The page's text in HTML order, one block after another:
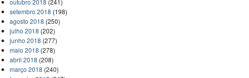
outubro 2018 (241)
setembro 2018 (198)
agosto 2018 (250)
julho 2018 (202)
junho 2018 (277)
maio 2018 (278)
abril 2018 (208)
março 2018 (240)